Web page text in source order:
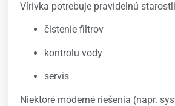
Vírivka potrebuje pravidelnú
čistenie filtrov
kontrolu vody
servis
Niektoré moderné riešenia (napr.